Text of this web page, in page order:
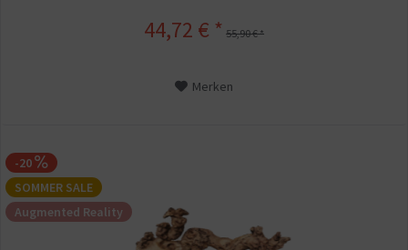
44,72 € * 55,90 € *
Merken
-20
SOMMER SALE
Augmented Reality